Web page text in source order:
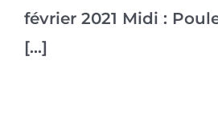
février 2021 Midi :
[...]